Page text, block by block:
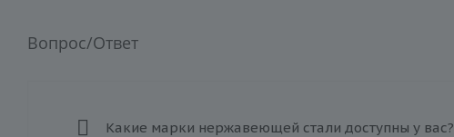
Вопрос/Ответ
Какие марки нержавеющей стали доступны у вас?